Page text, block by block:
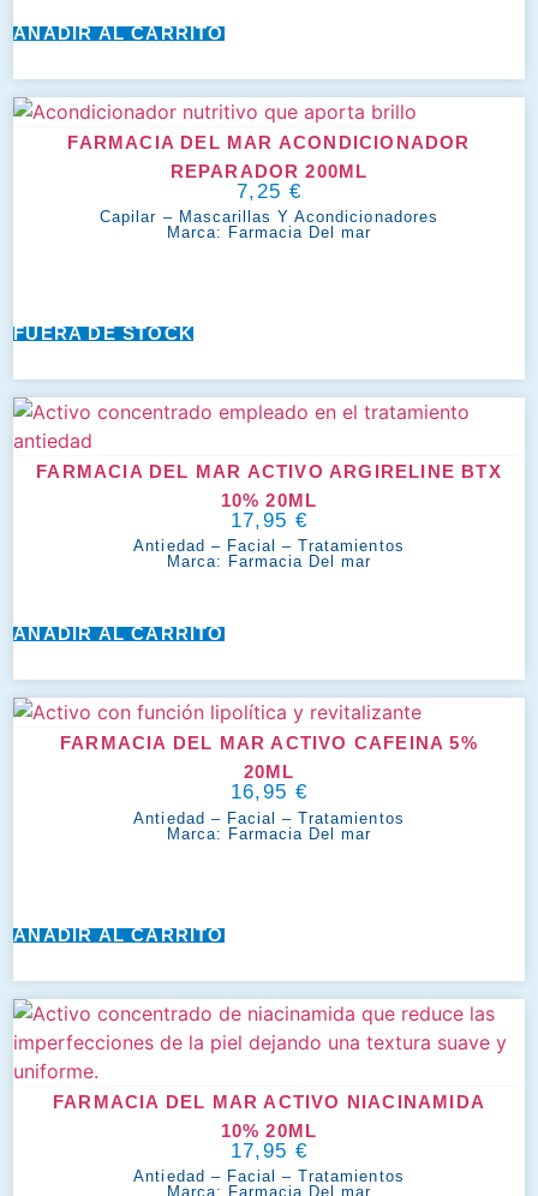
AÑADIR AL CARRITO
FARMACIA DEL MAR ACONDICIONADOR
REPARADOR 200ML
7,25 €
Capilar – Mascarillas Y Acondicionadores
Marca: Farmacia Del mar
FUERA DE STOCK
FARMACIA DEL MAR ACTIVO ARGIRELINE BTX
10% 20ML
17,95 €
Antiedad – Facial –Tratamientos
Marca: Farmacia Del mar
AÑADIR AL CARRITO
FARMACIA DEL MAR ACTIVO CAFEINA 5%
20ML
16,95 €
Antiedad – Facial –Tratamientos
Marca: Farmacia Del mar
AÑADIR AL CARRITO
FARMACIA DEL MAR ACTIVO NIACINAMIDA
10% 20ML
17,95 €
Antiedad – Facial –Tratamientos
Marca: Farmacia Del mar